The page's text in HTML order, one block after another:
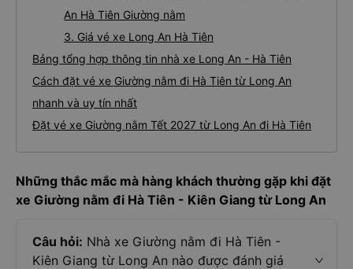
An Hà Tiên Giường nằm
3. Giá vé xe Long An Hà Tiên
Bảng tổng hợp thông tin nhà xe Long An - Hà Tiên
Cách đặt vé xe Giường nằm đi Hà Tiên từ Long An
nhanh và uy tín nhất
Đặt vé xe Giường nằm Tết 2027 từ Long An đi Hà Tiên
Những thắc mắc mà hàng khách thường gặp khi đặt
xe Giường nằm đi Hà Tiên - Kiên Giang từ Long An
Câu hỏi: Nhà xe Giường nằm đi Hà Tiên -
Kiên Giang từ Long An nào được đánh giá